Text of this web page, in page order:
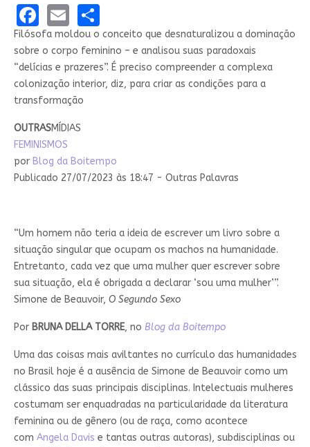
Facebook
EmailShare
Filósofa moldou o conceito que desnaturalizou a dominação
sobre o corpo feminino – e analisou suas paradoxais
“delícias e prazeres”. É preciso compreender a complexa
colonização interior, diz, para criar as condições para a
transformação
OUTRASMÍDIAS
FEMINISMOS
por Blog da Boitempo
Publicado 27/07/2023 às 18:47 - Outras Palavras
“Um homem não teria a ideia de escrever um livro sobre a
situação singular que ocupam os machos na humanidade.
Entretanto, cada vez que uma mulher quer escrever sobre
sua situação, ela é obrigada a declarar ‘sou uma mulher’”.
Simone de Beauvoir, O Segundo Sexo
Por BRUNA DELLA TORRE, no Blog da Boitempo
Uma das coisas mais aviltantes no currículo das humanidades
no Brasil hoje é a ausência de Simone de Beauvoir como um
clássico das suas principais disciplinas. Intelectuais mulheres
costumam ser enquadradas na particularidade da literatura
feminina ou de gênero (ou de raça, como acontece
com Angela Davis e tantas outras autoras), subdisciplinas ou